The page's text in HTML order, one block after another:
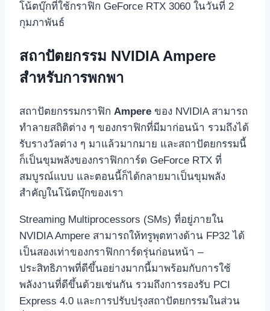
โน้ตบุ๊กที่ใช้กราฟิก GeForce RTX 3060 ในวันที่ 2
กุมภาพันธ์
สถาปัตยกรรม NVIDIA Ampere
สำหรับการพกพา
สถาปัตยกรรมกราฟิก Ampere ของ NVIDIA สามารถ
ทำลายสถิติต่าง ๆ ของกราฟิกที่มีมาก่อนน้า รวมถึงได้
รับรางวัลต่าง ๆ มาแล้วมากมาย และสถาปัตยกรรมนี้
ก็เป็นขุมพลังของกราฟิกการ์ด GeForce RTX ที่
สมบูรณ์แบบ และตอนนี้ก็ได้กลายมาเป็นขุมพลัง
สำคัญในโน้ตบุ๊กของเรา
Streaming Multiprocessors (SMs) ที่อยู่ภายใน
NVIDIA Ampere สามารถให้ทรูพุตทางด้าน FP32 ได้
เป็นสองเท่าของกราฟิกการ์ดรุ่นก่อนหน้า –
ประสิทธิภาพที่ดีขึ้นอย่างมากนี้มาพร้อมกับการใช้
พลังงานที่ดีขึ้นด้วยเช่นกัน รวมถึงการรองรับ PCI
Express 4.0 และการปรับปรุงสถาปัตยกรรมในส่วน